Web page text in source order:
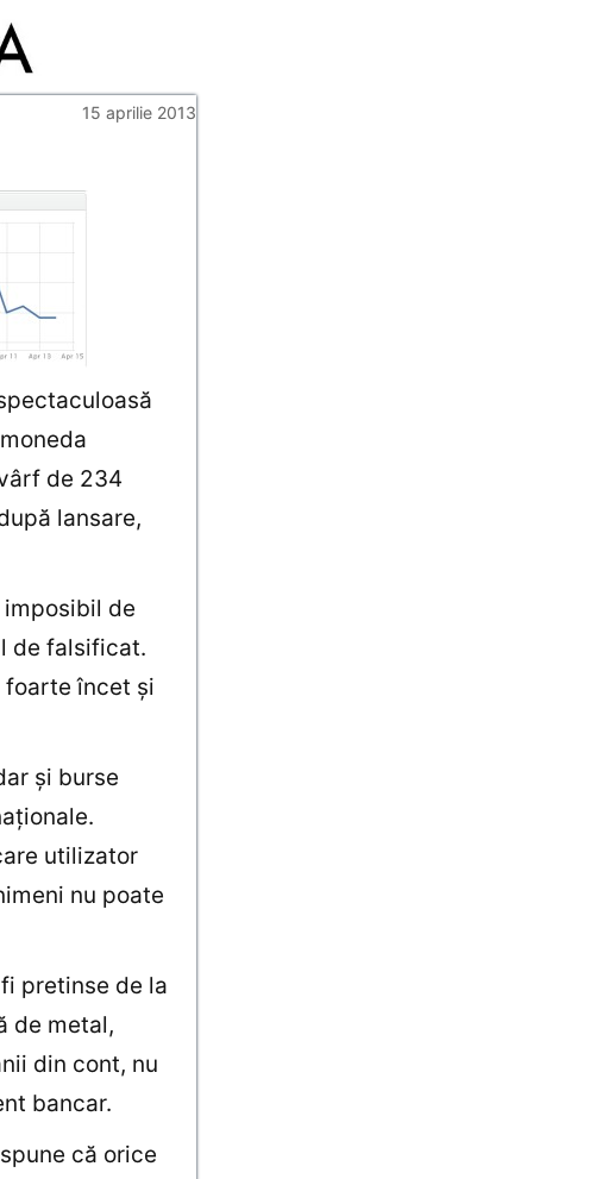
15 aprilie 2013
de 234
lansare,
de
de falsificat.
foarte încet şi
şi burse
utilizator
nu poate
pretinse de la
de metal,
din cont, nu
bancar.
că orice